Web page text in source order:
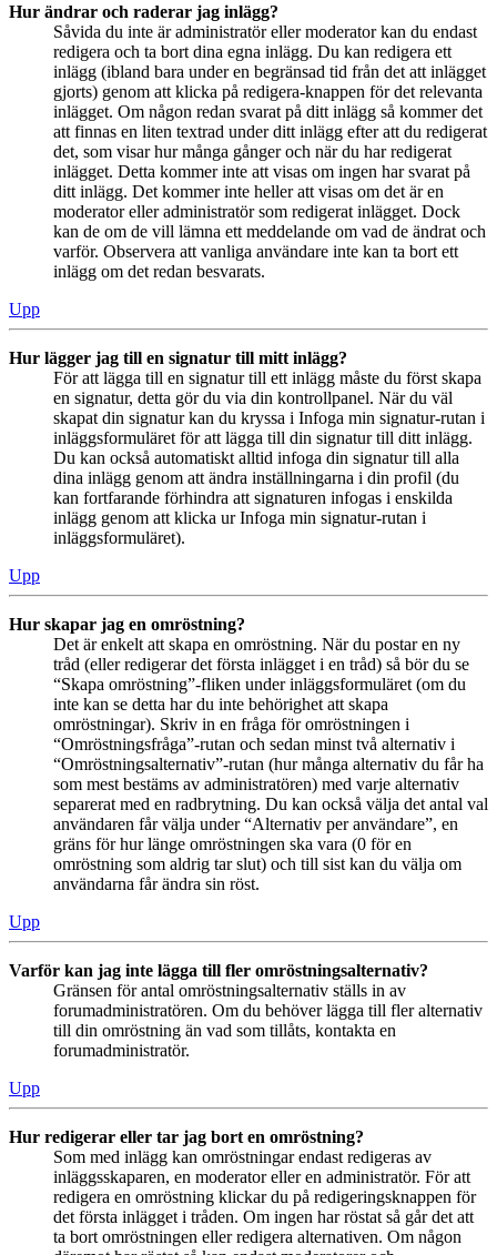
Hur ändrar och raderar jag inlägg?
Såvida du inte är administratör eller moderator kan du endast
redigera och ta bort dina egna inlägg. Du kan redigera ett
inlägg (ibland bara under en begränsad tid från det att inlägget
gjorts) genom att klicka på redigera-knappen för det relevanta
inlägget. Om någon redan svarat på ditt inlägg så kommer det
att finnas en liten textrad under ditt inlägg efter att du redigerat
det, som visar hur många gånger och när du har redigerat
inlägget. Detta kommer inte att visas om ingen har svarat på
ditt inlägg. Det kommer inte heller att visas om det är en
moderator eller administratör som redigerat inlägget. Dock
kan de om de vill lämna ett meddelande om vad de ändrat och
varför. Observera att vanliga användare inte kan ta bort ett
inlägg om det redan besvarats.
Upp
Hur lägger jag till en signatur till mitt inlägg?
För att lägga till en signatur till ett inlägg måste du först skapa
en signatur, detta gör du via din kontrollpanel. När du väl
skapat din signatur kan du kryssa i Infoga min signatur-rutan i
inläggsformuläret för att lägga till din signatur till ditt inlägg.
Du kan också automatiskt alltid infoga din signatur till alla
dina inlägg genom att ändra inställningarna i din profil (du
kan fortfarande förhindra att signaturen infogas i enskilda
inlägg genom att klicka ur Infoga min signatur-rutan i
inläggsformuläret).
Upp
Hur skapar jag en omröstning?
Det är enkelt att skapa en omröstning. När du postar en ny
tråd (eller redigerar det första inlägget i en tråd) så bör du se
“Skapa omröstning”-fliken under inläggsformuläret (om du
inte kan se detta har du inte behörighet att skapa
omröstningar). Skriv in en fråga för omröstningen i
“Omröstningsfråga”-rutan och sedan minst två alternativ i
“Omröstningsalternativ”-rutan (hur många alternativ du får ha
som mest bestäms av administratören) med varje alternativ
separerat med en radbrytning. Du kan också välja det antal val
användaren får välja under “Alternativ per användare”, en
gräns för hur länge omröstningen ska vara (0 för en
omröstning som aldrig tar slut) och till sist kan du välja om
användarna får ändra sin röst.
Upp
Varför kan jag inte lägga till fler omröstningsalternativ?
Gränsen för antal omröstningsalternativ ställs in av
forumadministratören. Om du behöver lägga till fler alternativ
till din omröstning än vad som tillåts, kontakta en
forumadministratör.
Upp
Hur redigerar eller tar jag bort en omröstning?
Som med inlägg kan omröstningar endast redigeras av
inläggsskaparen, en moderator eller en administratör. För att
redigera en omröstning klickar du på redigeringsknappen för
det första inlägget i tråden. Om ingen har röstat så går det att
ta bort omröstningen eller redigera alternativen. Om någon